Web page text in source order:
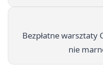
Bezpłatne warsztaty
nie